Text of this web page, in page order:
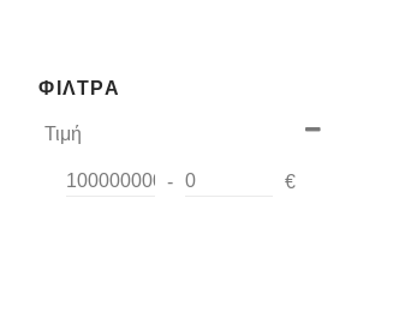
ΦΊΛΤΡΑ
Τιμή
-
€